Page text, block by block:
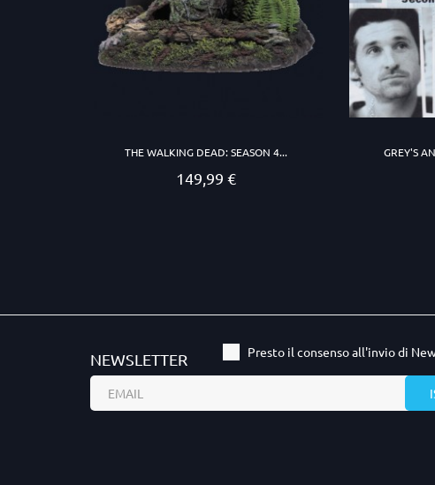
THE WALKING DEAD: SEASON 4...
Prezzo
149,99 €
GREY'S
NEWSLETTER Presto il consenso all'invio di